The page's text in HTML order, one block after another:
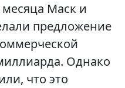
Маск и
предложение
Однако
что это